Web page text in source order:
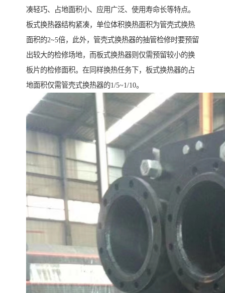
凑轻巧、占地面积小、应用广泛、使用寿命长等特点。
板式换热器结构紧凑，单位体积换热面积为管壳式换热
面积的2~5倍，此外，管壳式换热器的抽管检修时要预留
出较大的检修场地，而板式换热器则仅需预留较小的换
板片的检修面积。在同样换热任务下，板式换热器的占
地面积仅需管壳式换热器的1/5~1/10。